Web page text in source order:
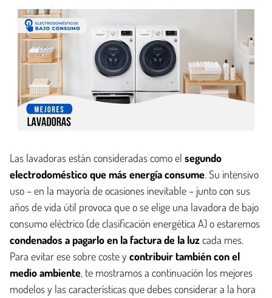
Las lavadoras están consideradas como el segundo
electrodoméstico que más energía consume. Su intensivo
uso – en la mayoría de ocasiones inevitable – junto con sus
años de vida útil provoca que o se elige una lavadora de bajo
consumo eléctrico (de clasificación energética A) o estaremos
condenados a pagarlo en la factura de la luzcada mes.
Para evitar ese sobre coste y contribuir también con el
medio ambiente, te mostramos a continuación los mejores
modelos y las características que debes considerar a la hora